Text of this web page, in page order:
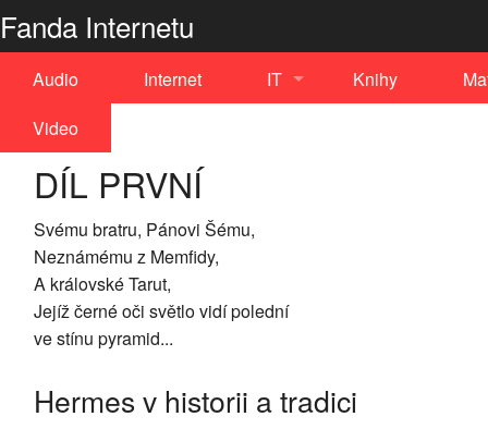
Fanda Internetu
Audio Internet
IT
Nginx
Knihy
Video
DÍL PRVNÍ
Svému bratru, Pánovi Šému,
Neznámému z Memfidy,
A královské Tarut,
Jejíž černé oči světlo vidí polední
ve stínu pyramid...
Hermes v historii a tradici